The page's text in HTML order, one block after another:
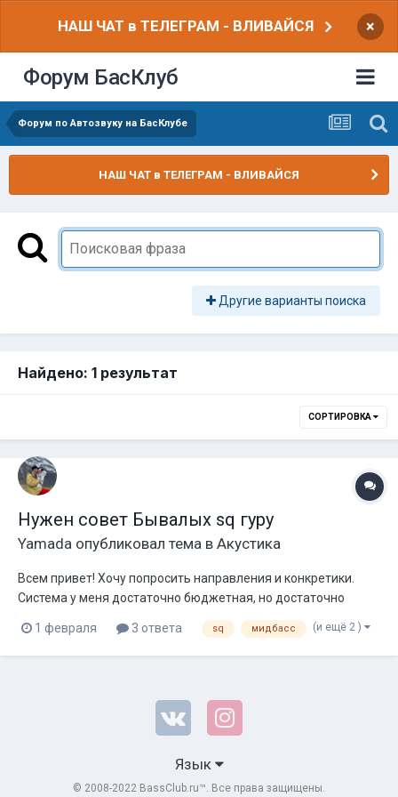
НАШ ЧАТ в ТЕЛЕГРАМ - ВЛИВАЙСЯ ×
Форум БасКлуб
Форум по Автозвуку на БасКлубе
НАШ ЧАТ в ТЕЛЕГРАМ - ВЛИВАЙСЯ
Другие варианты поиска
Найдено: 1 результат
СОРТИРОВКА
Нужен совет Бывалых sq гуру
Yamada опубликовал тема в Акустика
Всем привет! Хочу попросить направления и конкретики.
Система у меня достаточно бюджетная, но достаточно
неплохая Состав: Голова Альп 92 Фронт поканалка- Blam lfr
50 Hertz hv 165 Саб Beyma 12 Compitition Уси Genesis stereo
60 и dual mono apoca...
1 февраля 3 ответа sq мидбасс (и ещё 2 )
Язык
© 2008-2022 BassClub.ru™. Все права защищены.